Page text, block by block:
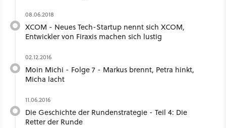
08.06.2018
XCOM - Neues Tech-Startup nennt sich XCOM,
Entwickler von Firaxis machen sich lustig
02.12.2016
Moin Michi - Folge 7 - Markus brennt, Petra hinkt,
Micha lacht
11.06.2016
Die Geschichte der Rundenstrategie - Teil 4: Die
Retter der Runde